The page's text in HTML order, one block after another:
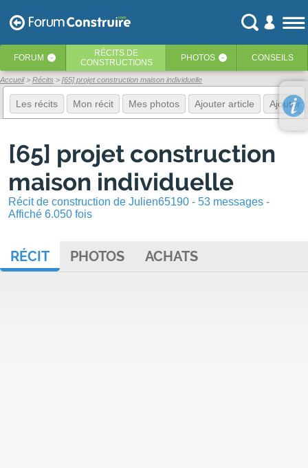
FORUM ‹ RÉCITS DE
CONSTRUCTIONS
PHOTOS ‹ CONSEILS
Accueil Récits [65] projet construction maison individuelle
Les récits Mon récit Mes photos Ajouter article Ajouter
[65] projet construction
maison individuelle
Récit de construction de Julien65190 - 53 messages -
Affiché 6.050 fois
RÉCIT PHOTOS ACHATS